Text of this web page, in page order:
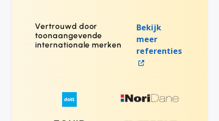
Vertrouwd door
toonaangevende
internationale merken
Bekijk
meer
referenties